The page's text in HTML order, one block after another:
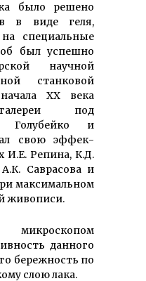
было решено
в виде геля,
специальные
был успешно
научной
станковой
XX века
под
Голубейко и
свою эффек­
И.Е. Репина, К.Д.
Саврасова и
максимальном
живописи.
микроскопом
данного
бережность по
слою лака.